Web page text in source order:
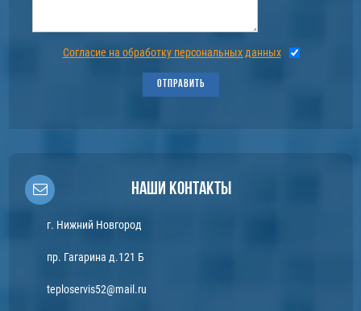
Согласие на обработку персональных данных
ОТПРАВИТЬ
Наши контакты
г. Нижний Новгород
пр. Гагарина д.121 Б
teploservis52@mail.ru